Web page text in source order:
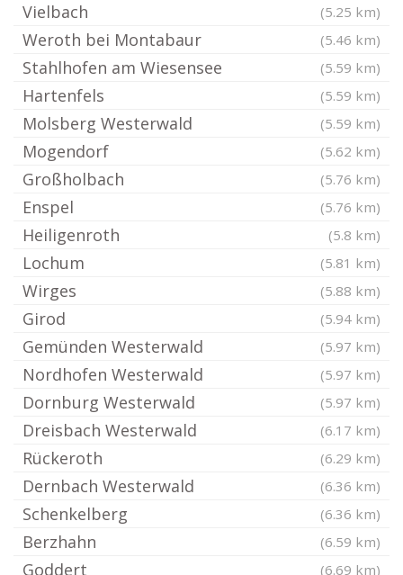
Vielbach (5.25 km)
Weroth bei Montabaur (5.46 km)
Stahlhofen am Wiesensee (5.59 km)
Hartenfels (5.59 km)
Molsberg Westerwald (5.59 km)
Mogendorf (5.62 km)
Großholbach (5.76 km)
Enspel (5.76 km)
Heiligenroth (5.8 km)
Lochum (5.81 km)
Wirges (5.88 km)
Girod (5.94 km)
Gemünden Westerwald (5.97 km)
Nordhofen Westerwald (5.97 km)
Dornburg Westerwald (5.97 km)
Dreisbach Westerwald (6.17 km)
Rückeroth (6.29 km)
Dernbach Westerwald (6.36 km)
Schenkelberg (6.36 km)
Berzhahn (6.59 km)
Goddert (6.69 km)